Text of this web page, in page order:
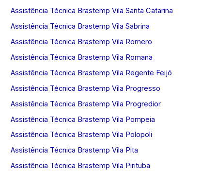
Assistência Técnica Brastemp Vila Santa Catarina
Assistência Técnica Brastemp Vila Sabrina
Assistência Técnica Brastemp Vila Romero
Assistência Técnica Brastemp Vila Romana
Assistência Técnica Brastemp Vila Regente Feijó
Assistência Técnica Brastemp Vila Progresso
Assistência Técnica Brastemp Vila Progredior
Assistência Técnica Brastemp Vila Pompeia
Assistência Técnica Brastemp Vila Polopoli
Assistência Técnica Brastemp Vila Pita
Assistência Técnica Brastemp Vila Pirituba